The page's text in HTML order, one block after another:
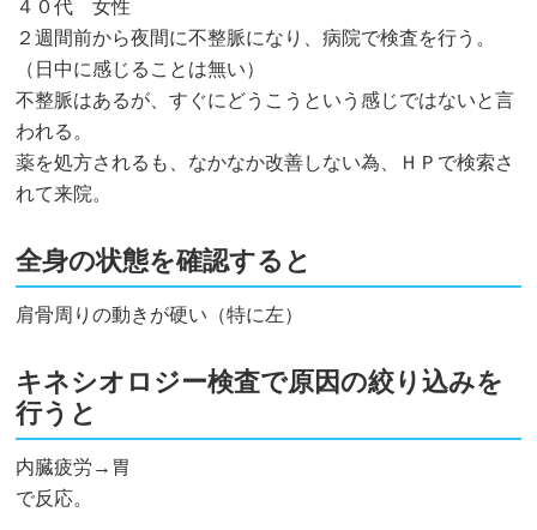
４０代 女性
２週間前から夜間に不整脈になり、病院で検査を行う。
（日中に感じることは無い）
不整脈はあるが、すぐにどうこうという感じではないと言
われる。
薬を処方されるも、なかなか改善しない為、ＨＰで検索さ
れて来院。
全身の状態を確認すると
肩骨周りの動きが硬い（特に左）
キネシオロジー検査で原因の絞り込みを
行うと
内臓疲労→胃
で反応。